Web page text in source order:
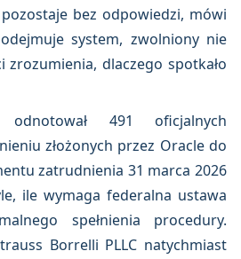
bez odpowiedzi, mówi
system, zwolniony nie
zrozumienia, dlaczego spotkało
odnotował 491 oficjalnych
złożonych przez Oracle do
zatrudnienia 31 marca 2026
ile wymaga federalna ustawa
spełnienia procedury.
Borrelli PLLC natychmiast